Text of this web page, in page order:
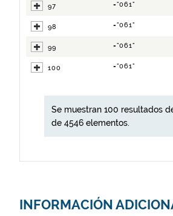
97 ="061"
98 ="061"
99 ="061"
100 ="061"
Se muestran 100 resultados
de 4546 elementos.
INFORMACIÓN